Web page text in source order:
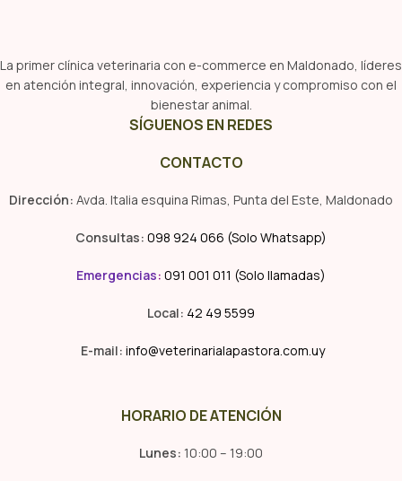
La primer clínica veterinaria con e-commerce en Maldonado, líderes
en atención integral, innovación, experiencia y compromiso con el
bienestar animal.
SÍGUENOS EN REDES
CONTACTO
Dirección: Avda. Italia esquina Rimas, Punta del Este, Maldonado
Consultas: 098 924 066 (Solo Whatsapp)
Emergencias: 091 001 011 (Solo llamadas)
Local: 42 49 5599
E-mail: info@veterinarialapastora.com.uy
HORARIO DE ATENCIÓN
Lunes: 10:00 – 19:00